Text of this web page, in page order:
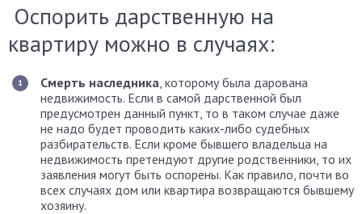
Оспорить дарственную на
квартиру можно в случаях:
Смерть наследника, которому была дарована
недвижимость. Если в самой дарственной был
предусмотрен данный пункт, то в таком случае даже
не надо будет проводить каких-либо судебных
разбирательств. Если кроме бывшего владельца на
недвижимость претендуют другие родственники, то их
заявления могут быть оспорены. Как правило, почти во
всех случаях дом или квартира возвращаются бывшему
хозяину.